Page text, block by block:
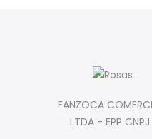
FANZOCA
LTDA - EPP